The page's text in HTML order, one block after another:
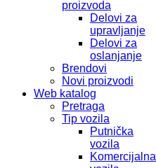
proizvoda
Delovi za
upravljanje
Delovi za
oslanjanje
Brendovi
Novi proizvodi
Web katalog
Pretraga
Tip vozila
Putnička
vozila
Komercijalna